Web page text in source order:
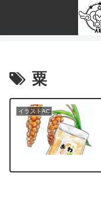
粟
イラストAC